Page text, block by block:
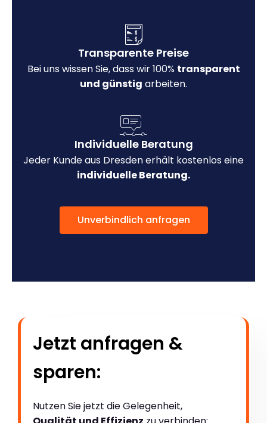
Transparente Preise
Bei uns wissen Sie, dass wir 100% transparent
und günstig arbeiten.
Individuelle Beratung
Jeder Kunde aus Dresden erhält kostenlos eine
individuelle Beratung.
Unverbindlich anfragen
Jetzt anfragen &
sparen:
Nutzen Sie jetzt die Gelegenheit,